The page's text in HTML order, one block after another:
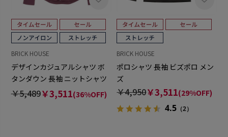
BRICK HOUSE
デザインカジュアルシャツ ボ
タンダウン 長袖 ニットシャツ
ストレッチ メンズ
￥5,489￥3,511(36%OFF)
BRICK HOUSE
ポロシャツ 長袖 ビズポロ メン
ズ
￥4,950￥3,511(29%OFF)
4.5 （2）